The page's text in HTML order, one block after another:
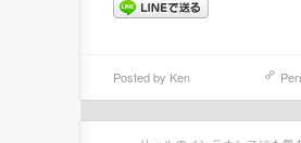
Posted by Ken